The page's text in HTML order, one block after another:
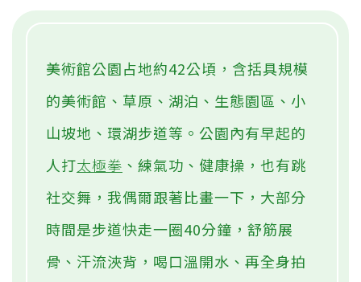
美術館公園占地約42公頃，含括具規模
的美術館、草原、湖泊、生態園區、小
山坡地、環湖步道等。公園內有早起的
人打太極拳 、練氣功、健康操，也有跳
社交舞，我偶爾跟著比畫一下，大部分
時間是步道快走一圈40分鐘，舒筋展
骨、汗流浹背，喝口溫開水、再全身拍